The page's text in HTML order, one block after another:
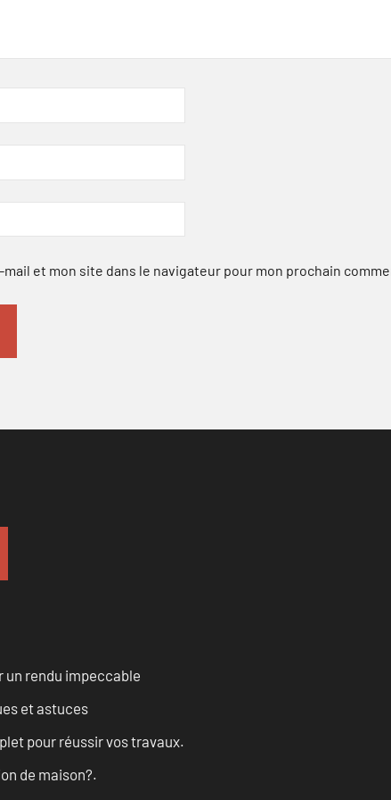
et mon site dans le navigateur pour mon prochain
un rendu impeccable
et astuces
pour réussir vos travaux.
de maison?.